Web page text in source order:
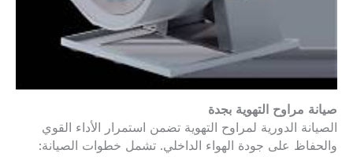
صيانة مراوح التهوية بجدة
الصيانة الدورية لمراوح التهوية تضمن استمرار الأداء القوي
والحفاظ على جودة الهواء الداخلي. تشمل خطوات الصيانة: